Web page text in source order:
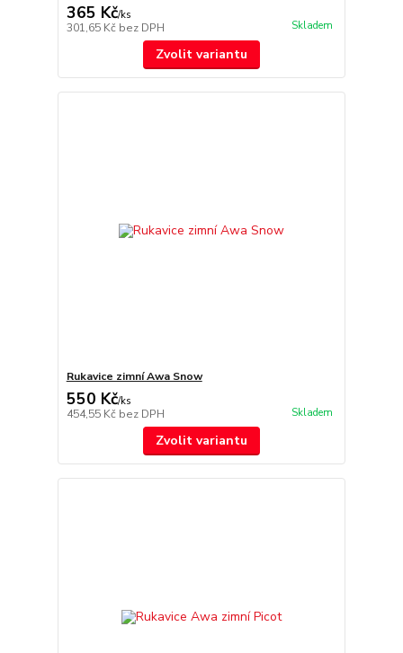
365 Kč/ks
301,65 Kč bez DPH Skladem
Zvolit variantu
Rukavice zimní Awa Snow
550 Kč/ks
454,55 Kč bez DPH Skladem
Zvolit variantu